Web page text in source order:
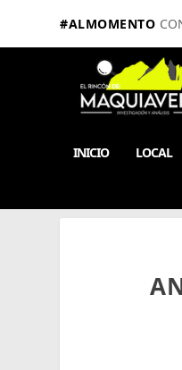
#ALMOMENTO
INICIO LOCAL